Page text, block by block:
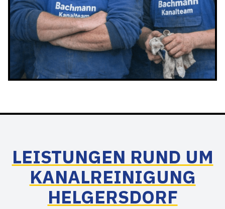
LEISTUNGEN RUND UM
KANALREINIGUNG
HELGERSDORF